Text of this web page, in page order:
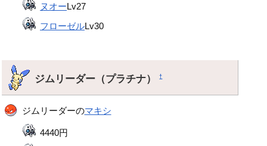
ヌオーLv27
フローゼルLv30
ジムリーダー（プラチナ）†
ジムリーダーのマキシ
4440円